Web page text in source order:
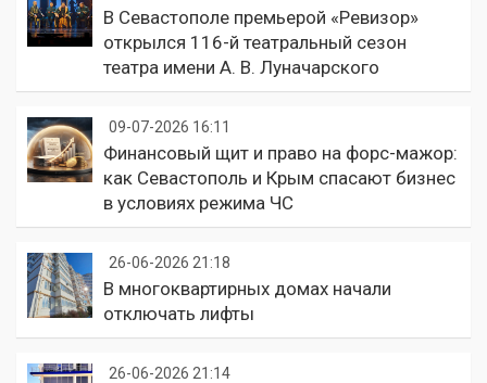
В Севастополе премьерой «Ревизор»
открылся 116-й театральный сезон
театра имени А. В. Луначарского
09-07-2026 16:11
Финансовый щит и право на форс-мажор:
как Севастополь и Крым спасают бизнес
в условиях режима ЧС
26-06-2026 21:18
В многоквартирных домах начали
отключать лифты
26-06-2026 21:14